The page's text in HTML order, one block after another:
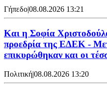
Γήπεδο|08.08.2026 13:21
Και η Σοφία
προεδρία της ΕΔΕΚ -
επικυρώθηκαν και οι
Πολιτική|08.08.2026 13:20